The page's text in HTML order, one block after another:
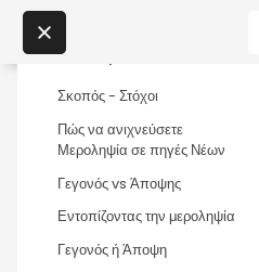
BlocksMy Courses
Blocks
Collapse
Διαφορετική Οπτική -
- 10 September
Σκοπός - Στόχοι
Πώς να ανιχνεύσετε
Μεροληψία σε πηγές Νέων
Γεγονός vs Άποψης
Εντοπίζοντας την μεροληψία
Γεγονός ή Άποψη